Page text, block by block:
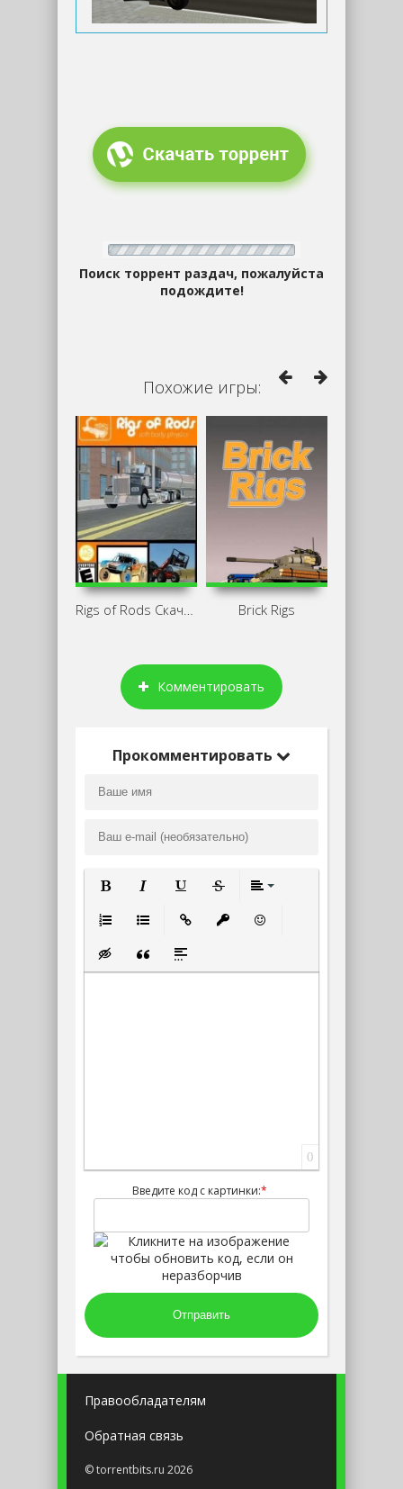
Поиск торрент раздач, пожалуйста
подождите!
Похожие игры:
Rigs of Rods Скачать Торрент Brick Rigs
Комментировать
Прокомментировать
Нумерованный список
Вставка скрытого текста
Вставка цитаты
Вставка спойлера
0
Введите код с картинки:*
Отправить
Правообладателям
Обратная связь
© torrentbits.ru 2026